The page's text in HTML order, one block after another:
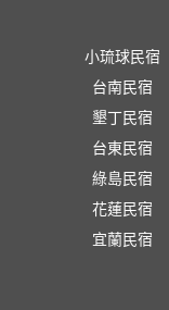
小琉球民宿
台南民宿
墾丁民宿
台東民宿
綠島民宿
花蓮民宿
宜蘭民宿